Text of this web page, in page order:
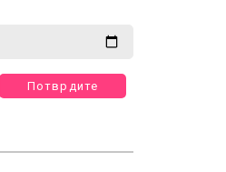
Потврдите